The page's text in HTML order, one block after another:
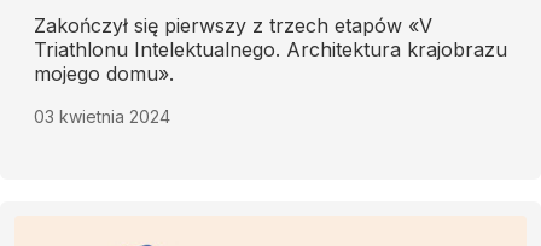
Zakończył się pierwszy z trzech etapów «V
Triathlonu Intelektualnego. Architektura krajobrazu
mojego domu».
03 kwietnia 2024